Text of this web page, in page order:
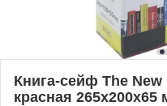
Книга-сейф The
красная